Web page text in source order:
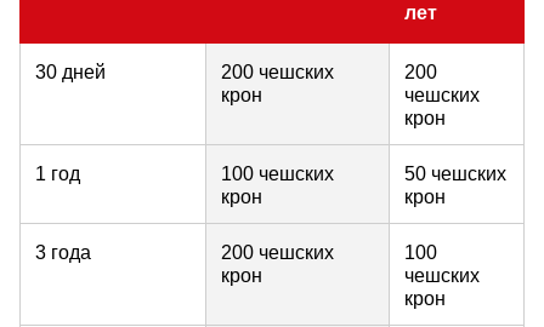
лет
30 дней
200 чешских
крон
200
чешских
крон
1 год
100 чешских
крон
50 чешских
крон
3 года
200 чешских
крон
100
чешских
крон